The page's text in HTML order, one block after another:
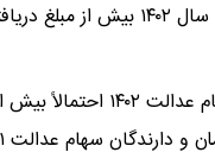
دارندگان سهام عدالت در سال‌های گذشته، انتظار می‌رود
کل سود وصول شده سال مالی ۱۴۰۱ مبلغ ۷۵ هزار